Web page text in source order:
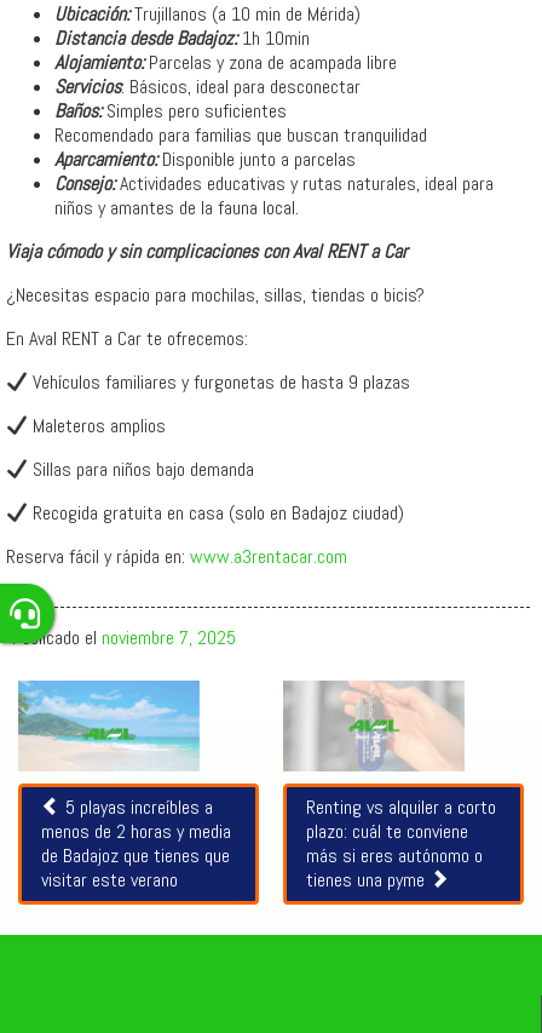
Ubicación:Trujillanos (a 10 min de Mérida)
Distancia desde Badajoz:1h 10min
Alojamiento:Parcelas y zona de acampada libre
Servicios: Básicos, ideal para desconectar
Baños:Simples pero suficientes
Recomendado para familias que buscan tranquilidad
Aparcamiento:Disponible junto a parcelas
Consejo:Actividades educativas y rutas naturales, ideal para
niños y amantes de la fauna local.
Viaja cómodo y sin complicaciones con Aval RENT a Car
¿Necesitas espacio para mochilas, sillas, tiendas o bicis?
En Aval RENT a Car te ofrecemos:
Vehículos familiares y furgonetas de hasta 9 plazas
Maleteros amplios
Sillas para niños bajo demanda
Recogida gratuita en casa (solo en Badajoz ciudad)
Reserva fácil y rápida en: www.a3rentacar.com
Publicado el noviembre 7, 2025
Artículos
relacionados
5 playas increíbles a
menos de 2 horas y media
de Badajoz que tienes que
visitar este verano
Renting vs alquiler a corto
plazo: cuál te conviene
más si eres autónomo o
tienes una pyme